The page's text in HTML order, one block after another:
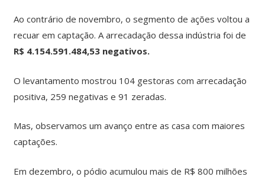
Ao contrário de novembro, o segmento de ações voltou a
recuar em captação. A arrecadação dessa indústria foi de
R$ 4.154.591.484,53 negativos.
O levantamento mostrou 104 gestoras com arrecadação
positiva, 259 negativas e 91 zeradas.
Mas, observamos um avanço entre as casa com maiores
captações.
Em dezembro, o pódio acumulou mais de R$ 800 milhões